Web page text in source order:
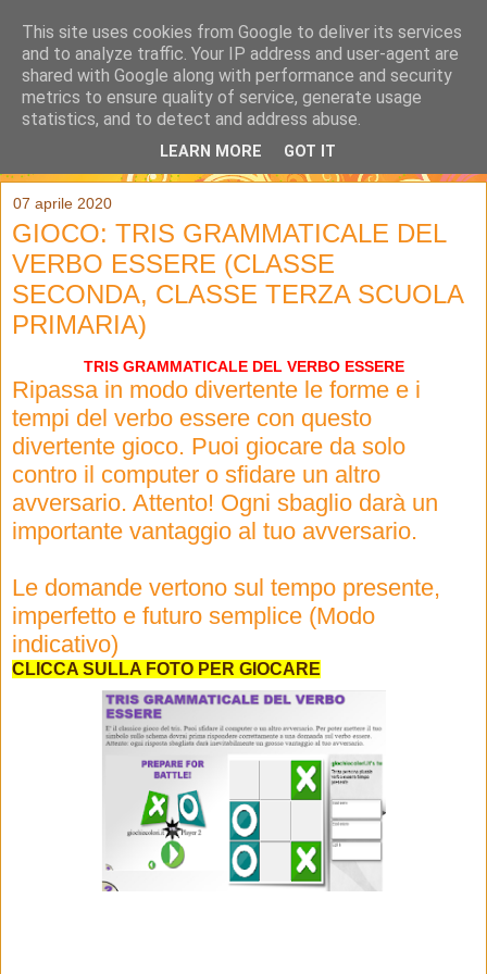
07 aprile 2020
GIOCO: TRIS GRAMMATICALE DEL
VERBO ESSERE (CLASSE
SECONDA, CLASSE TERZA SCUOLA
PRIMARIA)
TRIS GRAMMATICALE DEL VERBO ESSERE
Ripassa in modo divertente le forme e i
tempi del verbo essere con questo
divertente gioco. Puoi giocare da solo
contro il computer o sfidare un altro
avversario. Attento! Ogni sbaglio darà un
importante vantaggio al tuo avversario.
Le domande vertono sul tempo presente,
imperfetto e futuro semplice (Modo
indicativo)
CLICCA SULLA FOTO PER GIOCARE
This site uses cookies from Google to deliver its services
and to analyze traffic. Your IP address and user-agent are
shared with Google along with performance and security
metrics to ensure quality of service, generate usage
statistics, and to detect and address abuse.
LEARN MORE GOT IT